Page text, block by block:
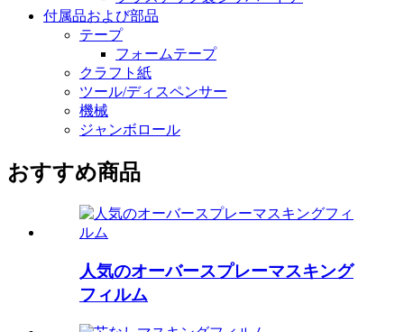
付属品および部品
テープ
フォームテープ
クラフト紙
ツール/ディスペンサー
機械
ジャンボロール
おすすめ商品
人気のオーバースプレーマスキング
フィルム